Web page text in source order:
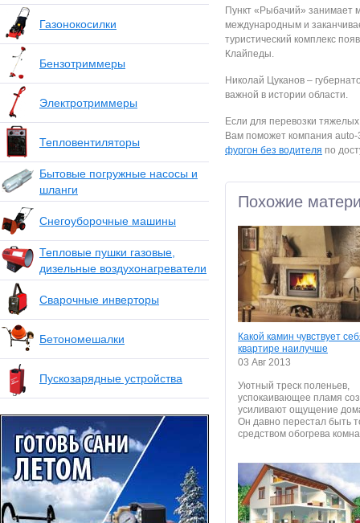
Газонокосилки
Бензотриммеры
Электротриммеры
Тепловентиляторы
Бытовые погружные насосы и
шланги
Снегоуборочные машины
Тепловые пушки газовые,
дизельные воздухонагреватели
Сварочные инверторы
Бетономешалки
Пускозарядные устройства
Пункт «Рыбачий» занимает
международным и
туристический комплекс
Клайпеды.
Николай Цуканов –
важной в истории области.
Если для перевозки
Вам поможет компания
фургон без водителя по
Похожие
Какой камин чувствует
квартире наилучше
03 Авг 2013
Уютный треск поленьев,
успокаивающее пламя
усиливают ощущение
Он давно перестал быть
средством обогрева